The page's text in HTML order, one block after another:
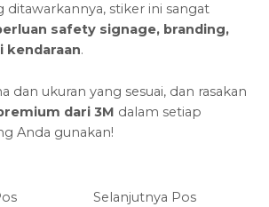
ditawarkannya, stiker ini sangat
safety signage, branding,
kendaraan.
dan ukuran yang sesuai, dan rasakan
dari 3M dalam setiap
Anda gunakan!
Selanjutnya Pos